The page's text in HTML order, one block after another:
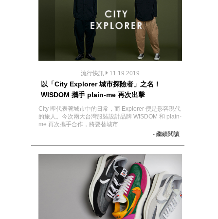
流行快訊 11.19.2019
以「City Explorer 城市探險者」之名！
WISDOM 攜手 plain-me 再次出擊
City 即代表著城市中的日常，而 Explorer 便是形容現代
的旅人。今次兩大台灣服裝設計品牌 WISDOM 和 plain-
me 再次攜手合作，將要替城市...
- 繼續閱讀